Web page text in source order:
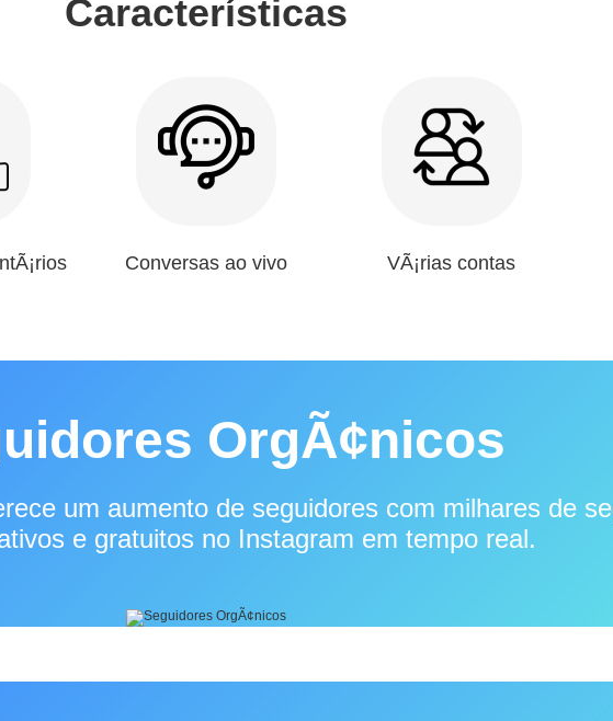
Características
Conversas ao vivo VÃ¡rias contas
OrgÃ¢nicos
um aumento de seguidores com milhares de
e gratuitos no Instagram em tempo real.